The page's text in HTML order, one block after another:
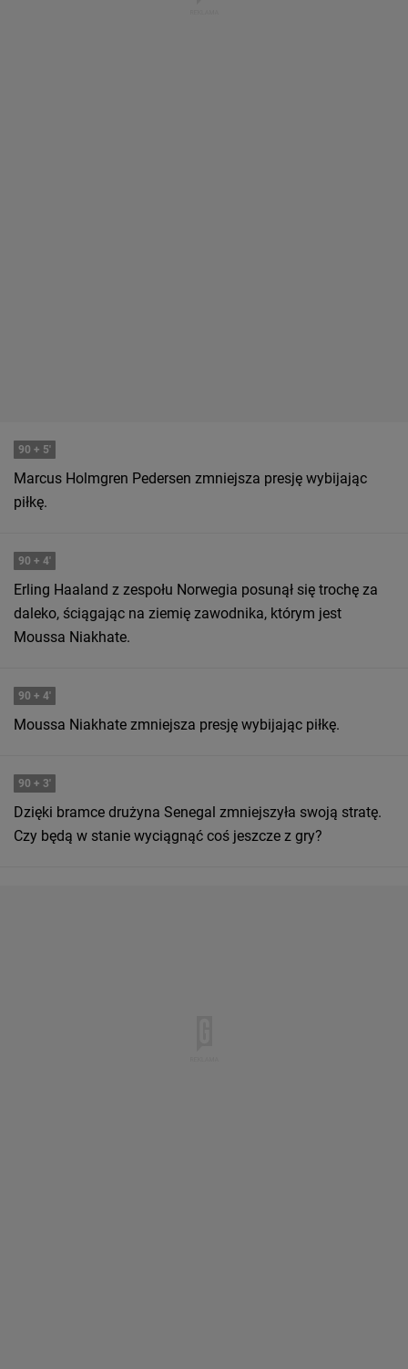
90 + 5'
Marcus Holmgren Pedersen zmniejsza presję wybijając
piłkę.
90 + 4'
Erling Haaland z zespołu Norwegia posunął się trochę za
daleko, ściągając na ziemię zawodnika, którym jest
Moussa Niakhate.
90 + 4'
Moussa Niakhate zmniejsza presję wybijając piłkę.
90 + 3'
Dzięki bramce drużyna Senegal zmniejszyła swoją stratę.
Czy będą w stanie wyciągnąć coś jeszcze z gry?